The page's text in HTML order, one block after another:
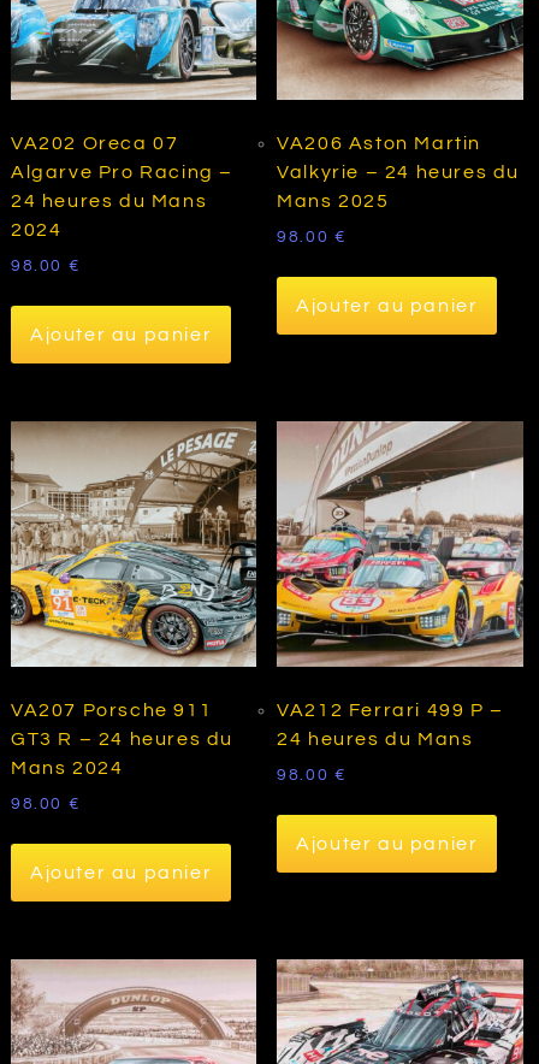
VA202 Oreca 07
Algarve Pro Racing –
24 heures du Mans
2024
98.00 €
Ajouter au panier
VA206 Aston Martin
Valkyrie – 24 heures du
Mans 2025
98.00 €
Ajouter au panier
VA207 Porsche 911
GT3 R – 24 heures du
Mans 2024
98.00 €
Ajouter au panier
VA212 Ferrari 499 P –
24 heures du Mans
98.00 €
Ajouter au panier